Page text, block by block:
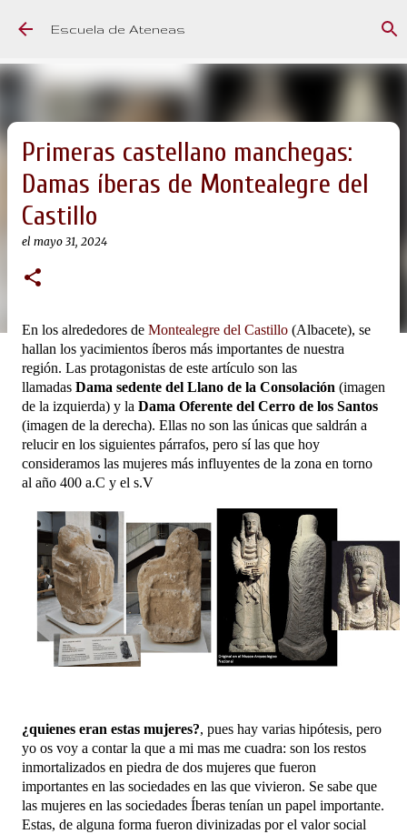
Ir al contenido principal
Escuela de Ateneas
Primeras castellano manchegas:
Damas íberas de Montealegre del
Castillo
el mayo 31, 2024
En los alrededores de Montealegre del Castillo (Albacete), se
hallan los yacimientos íberos más importantes de nuestra
región. Las protagonistas de este artículo son las
llamadas Dama sedente del Llano de la Consolación (imagen
de la izquierda) y la Dama Oferente del Cerro de los Santos
(imagen de la derecha). Ellas no son las únicas que saldrán a
relucir en los siguientes párrafos, pero sí las que hoy
consideramos las mujeres más influyentes de la zona en torno
al año 400 a.C y el s.V
¿quienes eran estas mujeres?, pues hay varias hipótesis, pero
yo os voy a contar la que a mi mas me cuadra: son los restos
inmortalizados en piedra de dos mujeres que fueron
importantes en las sociedades en las que vivieron. Se sabe que
las mujeres en las sociedades Íberas tenían un papel importante.
Estas, de alguna forma fueron divinizadas por el valor social